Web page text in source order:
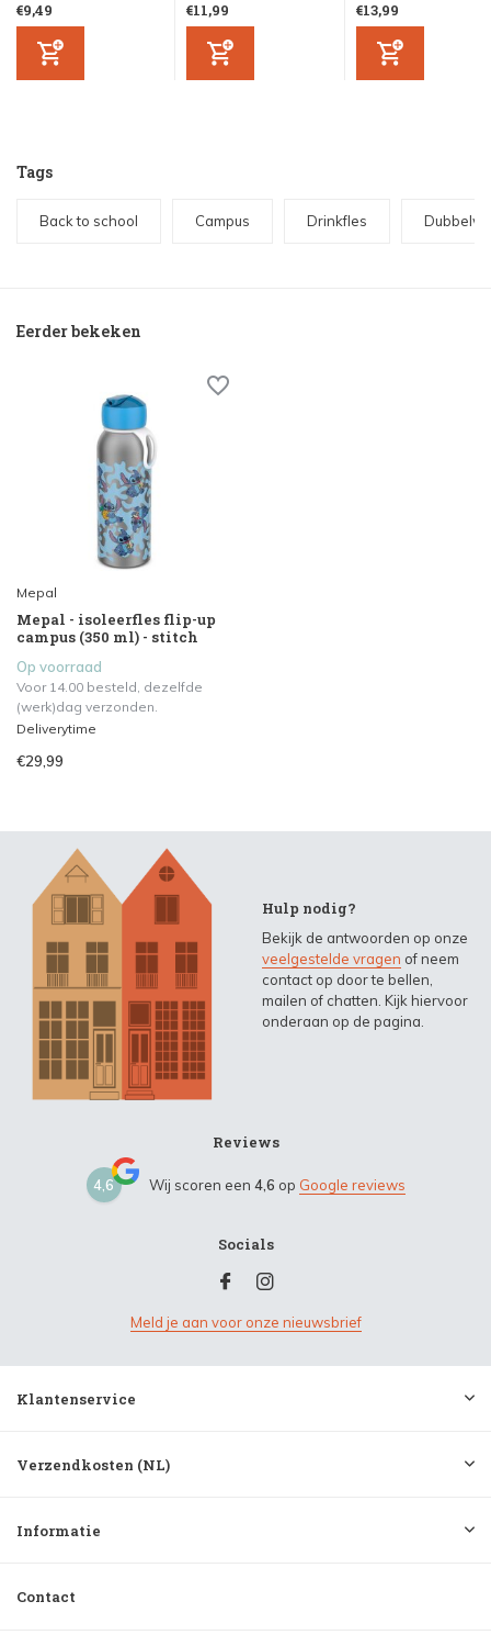
€9,49
€11,99
€13,99
Tags
Back to school Campus Drinkfles
Eerder bekeken
Mepal
Mepal - isoleerfles flip-up
campus (350 ml) - stitch
Op voorraad
Voor 14.00 besteld, dezelfde
(werk)dag verzonden.
Deliverytime
€29,99
Hulp nodig?
Bekijk de antwoorden op onze
veelgestelde vragen of neem
contact op door te bellen,
mailen of chatten. Kijk hiervoor
onderaan op de pagina.
Reviews
4,6 Wij scoren een 4,6 op Google reviews
Socials
Meld je aan voor onze nieuwsbrief
Klantenservice
Verzendkosten (NL)
Informatie
Contact